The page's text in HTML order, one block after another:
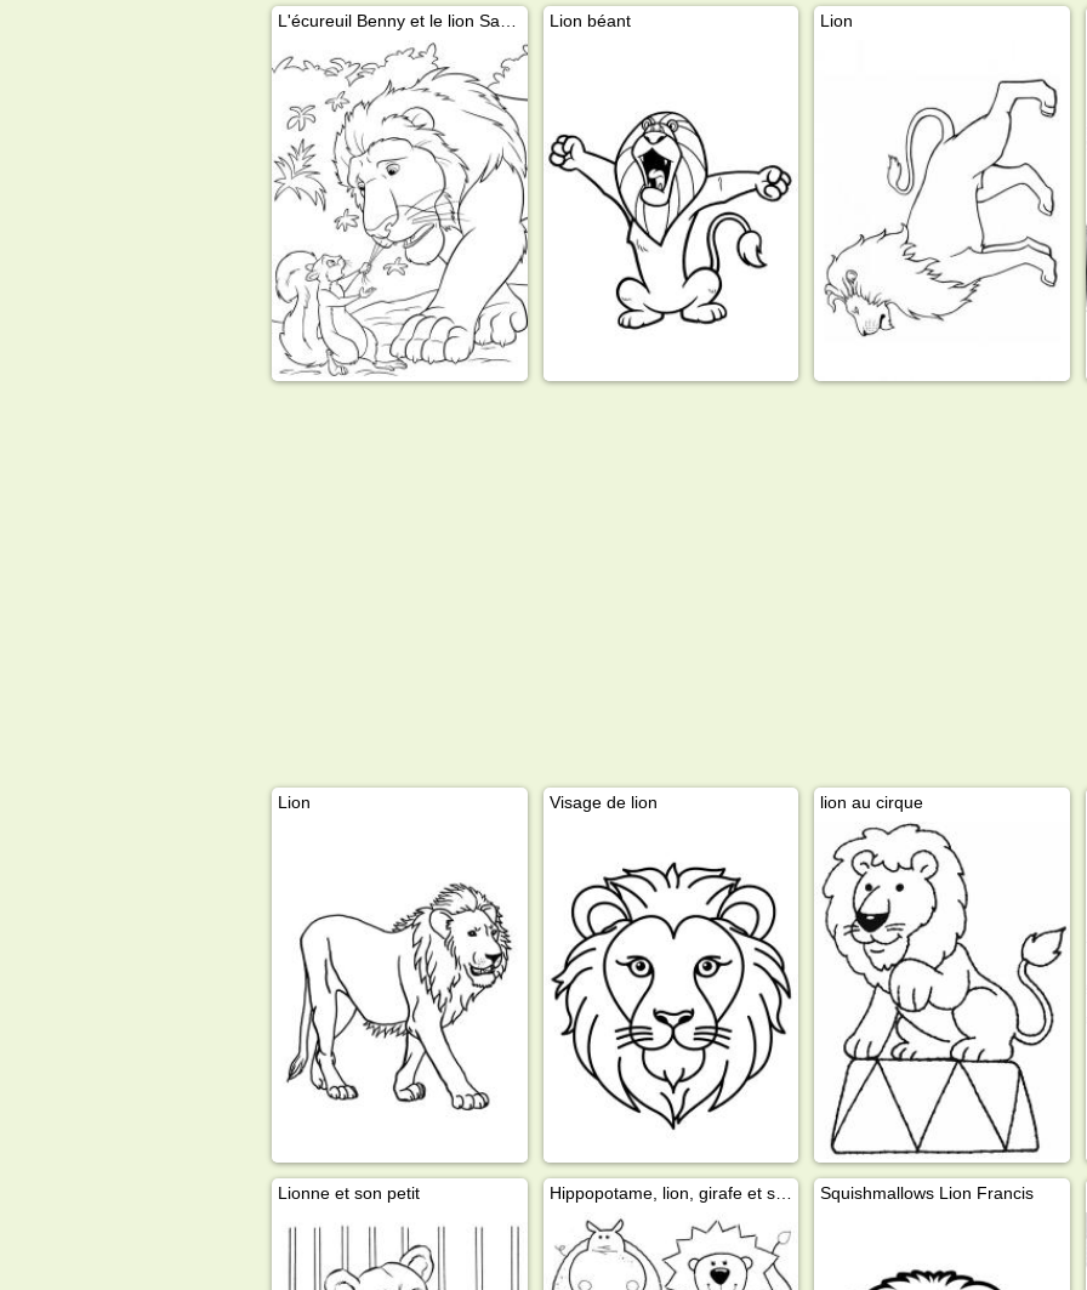
Lion béant Lion
Lion Visage de lion lion au cirque
Lionne et son petit Hippopotame, lion, girafe et singe Squishmallows Lion Francis